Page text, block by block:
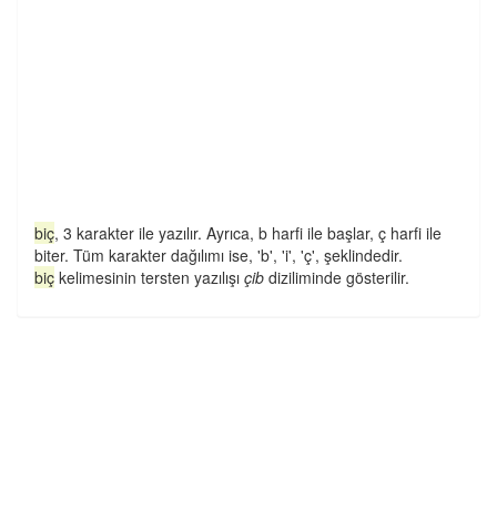
biç, 3 karakter ile yazılır. Ayrıca, b harfi ile başlar, ç harfi ile
biter. Tüm karakter dağılımı ise, 'b', 'i', 'ç', şeklindedir.
biç kelimesinin tersten yazılışı çib diziliminde gösterilir.